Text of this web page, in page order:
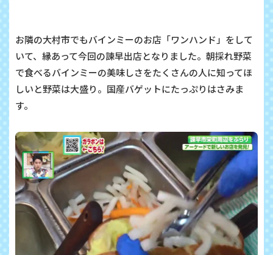
お隣の大村市でもバインミーのお店「ワンハンド」をして
いて、縁あって今回の諫早出店となりました。朝採れ野菜
で食べるバインミーの美味しさをたくさんの人に知ってほ
しいと野菜は大盛り。国産バゲットにたっぷりはさみま
す。